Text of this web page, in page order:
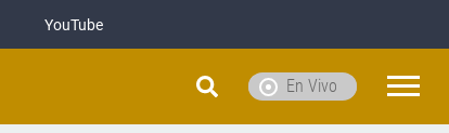
YouTube
En Vivo